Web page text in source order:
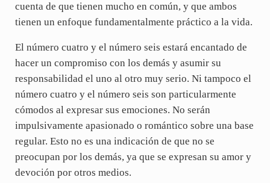
cuenta de que tienen mucho en común, y que ambos
tienen un enfoque fundamentalmente práctico a la vida.
El número cuatro y el número seis estará encantado de
hacer un compromiso con los demás y asumir su
responsabilidad el uno al otro muy serio. Ni tampoco el
número cuatro y el número seis son particularmente
cómodos al expresar sus emociones. No serán
impulsivamente apasionado o romántico sobre una base
regular. Esto no es una indicación de que no se
preocupan por los demás, ya que se expresan su amor y
devoción por otros medios.